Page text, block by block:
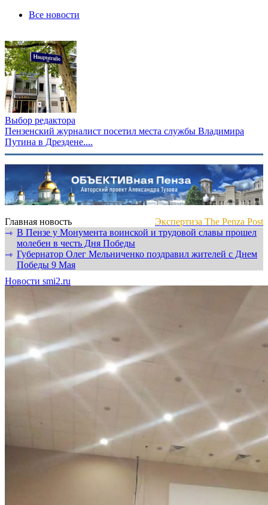
Все новости
Выбор редактора
Пензенский журналист посетил места службы Владимира
Путина в Дрездене....
Главная новость
Экспертиза The Penza Post
⇾ В Пензе у Монумента воинской и трудовой славы прошел
молебен в честь Дня Победы
⇾ Губернатор Олег Мельниченко поздравил жителей с Днем
Победы 9 Мая
Новости smi2.ru